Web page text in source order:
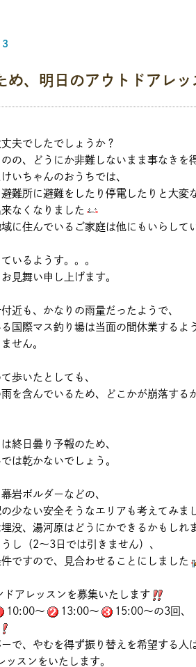
め、明日のアウトドアレ
夫でしたでしょうか？
の、どうにか非難しないまま事なきを
いちゃんのおうちでは、
難所に避難をしたり停電したりと大変
なくなりました
に住んでいるご家庭は他にもいらして
いるようす。。。
見舞い申し上げます。
近も、かなりの雨量だったようで、
国際マス釣り場は当面の間休業するよ
せん。
歩いたとしても、
を含んでいるため、どこかが崩落する
終日曇り予報のため、
は乾かないでしょう。
岩ボルダーなどの、
少ない安全そうなエリアも考えてみま
没、湯河原はどうにかできるかもしれ
し（2～3日では引きません）、
ですので、見合わせることにしました
アレッスンを募集いたします
10:00～ 13:00～
15:00～の3回、
で、やむを得ず振り替えを希望する人
スンをいたします。